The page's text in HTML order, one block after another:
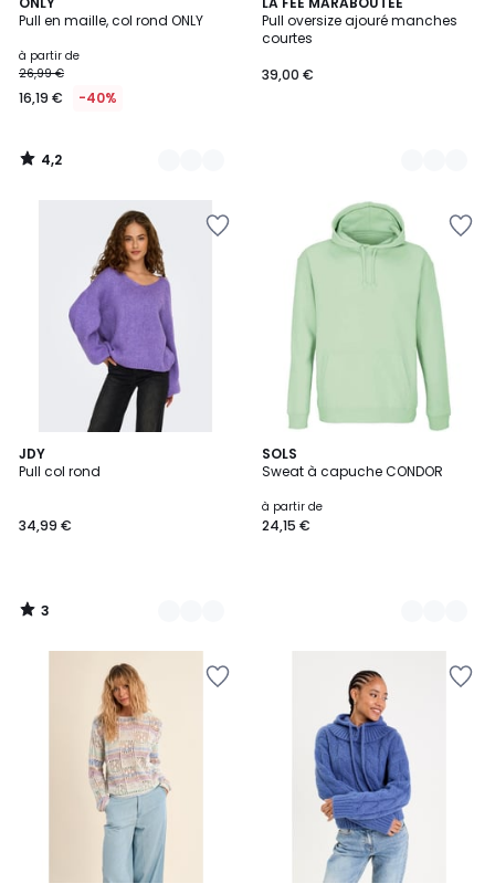
Pull en maille, col rond ONLY
à partir de
26,99 €
16,19 € -40%
/ 5
4
Couleurs
4,2
/
Pull oversize ajouré manches
courtes
39,00 €
2
Couleurs
JDY
Pull col rond
34,99 €
3
/
3
Couleurs
3
/
SOLS
Sweat à capuche CONDOR
à partir de
24,15 €
6
Couleurs